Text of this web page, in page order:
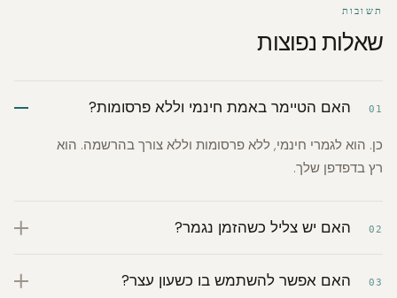
תשובות
שאלות נפוצות
01 האם הטיימר באמת חינמי וללא פרסומות?
כן. הוא לגמרי חינמי, ללא פרסומות וללא צורך בהרשמה. הוא
רץ בדפדפן שלך.
02 האם יש צליל כשהזמן נגמר?
03 האם אפשר להשתמש בו כשעון עצר?